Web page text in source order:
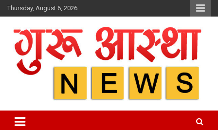
Skip
to
Thursday, August 6, 2026